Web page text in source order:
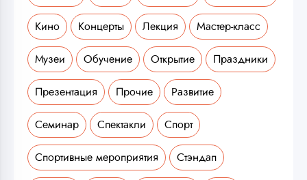
Кино Концерты Лекция Мастер-класс
Музеи Обучение Открытие Праздники
Презентация Прочие Развитие
Семинар Спектакли Спорт
Спортивные мероприятия Стэндап